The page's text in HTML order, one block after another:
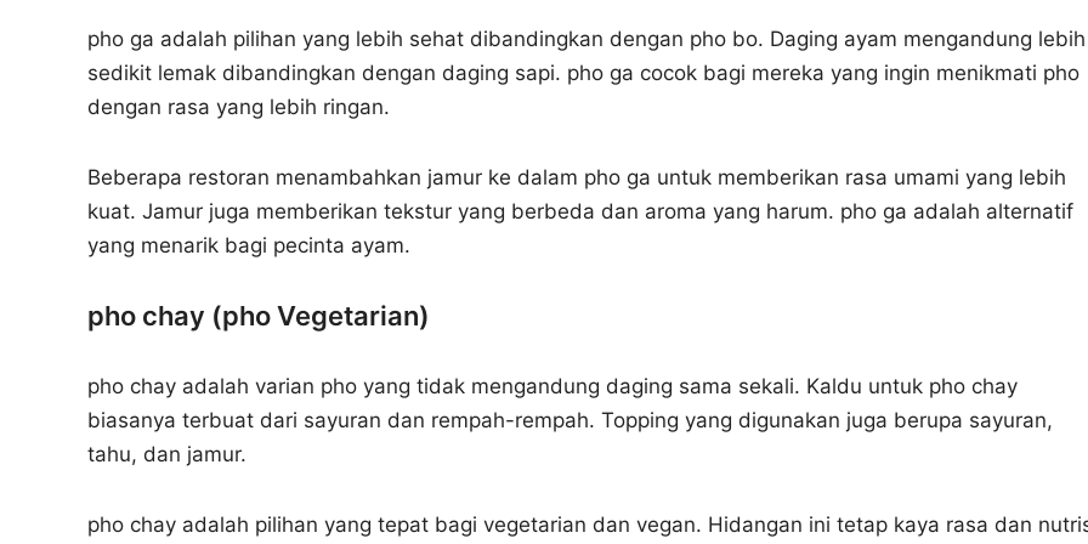
pho ga adalah pilihan yang lebih sehat dibandingkan dengan pho bo. Daging ayam mengandung lebih
sedikit lemak dibandingkan dengan daging sapi. pho ga cocok bagi mereka yang ingin menikmati pho
dengan rasa yang lebih ringan.
Beberapa restoran menambahkan jamur ke dalam pho ga untuk memberikan rasa umami yang lebih
kuat. Jamur juga memberikan tekstur yang berbeda dan aroma yang harum. pho ga adalah alternatif
yang menarik bagi pecinta ayam.
pho chay (pho Vegetarian)
pho chay adalah varian pho yang tidak mengandung daging sama sekali. Kaldu untuk pho chay
biasanya terbuat dari sayuran dan rempah-rempah. Topping yang digunakan juga berupa sayuran,
tahu, dan jamur.
pho chay adalah pilihan yang tepat bagi vegetarian dan vegan. Hidangan ini tetap kaya rasa dan